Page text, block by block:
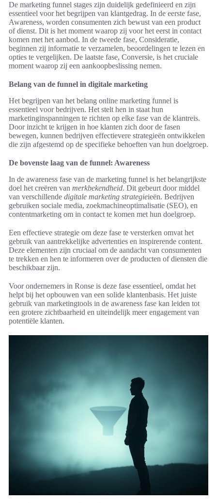
De marketing funnel stages zijn duidelijk gedefinieerd en zijn
essentieel voor het begrijpen van klantgedrag. In de eerste fase,
Awareness, worden consumenten zich bewust van een product
of dienst. Dit is het moment waarop zij voor het eerst in contact
komen met het aanbod. In de tweede fase, Consideratie,
beginnen zij informatie te verzamelen, beoordelingen te lezen en
opties te vergelijken. De laatste fase, Conversie, is het cruciale
moment waarop zij een aankoopbeslissing nemen.
Belang van de funnel in digitale marketing
Het begrijpen van het belang online marketing funnel is
essentieel voor bedrijven. Het stelt hen in staat hun
marketinginspanningen te richten op elke fase van de klantreis.
Door inzicht te krijgen in hoe klanten zich door de fasen
bewegen, kunnen bedrijven effectievere strategieën ontwikkelen
die zijn afgestemd op de specifieke behoeften van hun doelgroep.
De bovenste laag van de funnel: Awareness
In de awareness fase van de marketing funnel is het belangrijkste
doel het creëren van merkbekendheid. Dit gebeurt door middel
van verschillende digitale marketing strategieieën. Bedrijven
gebruiken sociale media, zoekmachineoptimalisatie (SEO), en
contentmarketing om in contact te komen met hun doelgroep.
Een effectieve strategie om deze fase te versterken omvat het
gebruik van aantrekkelijke advertenties en inspirerende content.
Deze elementen zijn cruciaal om de aandacht van consumenten
te trekken en hen te informeren over de producten of diensten die
beschikbaar zijn.
Voor ondernemers in Ronse is deze fase essentieel, omdat het
helpt bij het opbouwen van een solide klantenbasis. Het juiste
gebruik van marketingtools in de awareness fase kan leiden tot
een grotere zichtbaarheid en uiteindelijk meer engagement van
potentiële klanten.